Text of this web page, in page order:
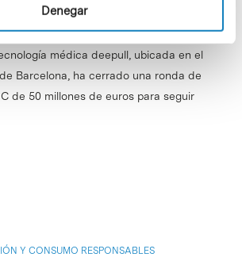
Denegar
médica deepull, ubicada en el
Barcelona, ​​ha cerrado una ronda de
de 50 millones de euros para seguir
Y CONSUMO RESPONSABLES